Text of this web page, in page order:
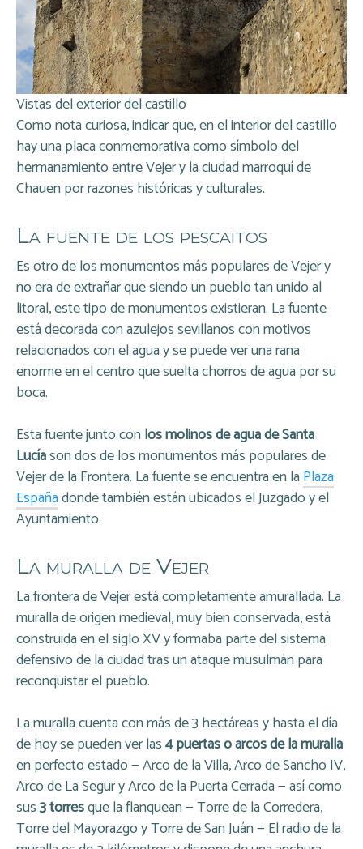
Vistas del exterior del castillo
Como nota curiosa, indicar que, en el interior del castillo
hay una placa conmemorativa como símbolo del
hermanamiento entre Vejer y la ciudad marroquí de
Chauen por razones históricas y culturales.
La fuente de los pescaitos
Es otro de los monumentos más populares de Vejer y
no era de extrañar que siendo un pueblo tan unido al
litoral, este tipo de monumentos existieran. La fuente
está decorada con azulejos sevillanos con motivos
relacionados con el agua y se puede ver una rana
enorme en el centro que suelta chorros de agua por su
boca.
Esta fuente junto conlos molinos de agua de Santa
Lucíason dos de los monumentos más populares de
Vejer de la Frontera. La fuente se encuentra en laPlaza
Españadonde también están ubicados el Juzgado y el
Ayuntamiento.
La muralla de Vejer
La frontera de Vejer está completamente amurallada. La
muralla de origen medieval, muy bien conservada, está
construida en el siglo XV y formaba parte del sistema
defensivo de la ciudad tras un ataque musulmán para
reconquistar el pueblo.
La muralla cuenta con más de 3 hectáreas y hasta el día
de hoy se pueden ver las4 puertas o arcos de la muralla
en perfecto estado — Arco de la Villa, Arco de Sancho IV,
Arco de La Segur y Arco de la Puerta Cerrada — así como
sus3 torresque la flanquean — Torre de la Corredera,
Torre del Mayorazgo y Torre de San Juán — El radio de la